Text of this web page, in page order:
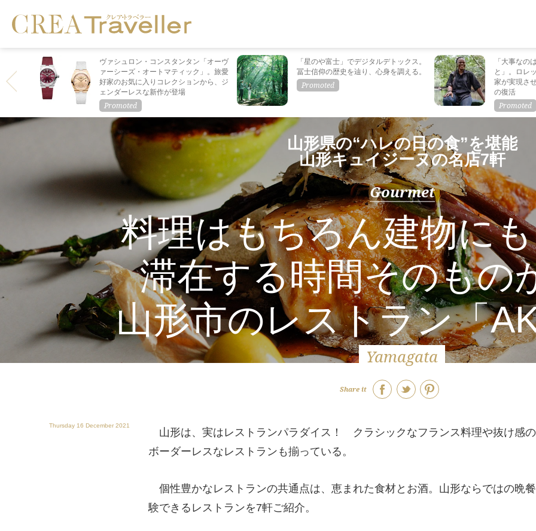
ヴァシュロン・コンスタンタン「オーヴ
ァーシーズ・オートマティック」。旅愛
好家のお気に入りコレクションから、ジ
ェンダーレスな新作が登場
「星のや富士」でデジタルデトックス。
冨士信仰の歴史を辿り、心身を調える。
「大事なの
と」。ロレ
家が実現さ
の復活
山形県の“ハレの日の食”を堪能
山形キュイジーヌの名店7軒
Gourmet
料理はもちろん建物に
滞在する時間そのもの
山形市のレストラン「
Yamagata
Share it
Thursday 16 December 2021
山形は、実はレストランパラダイス！ クラシックなフランス料理や抜け感
ボーダーレスなレストランも揃っている。
個性豊かなレストランの共通点は、恵まれた食材とお酒。山形ならではの晩
験できるレストランを7軒ご紹介。